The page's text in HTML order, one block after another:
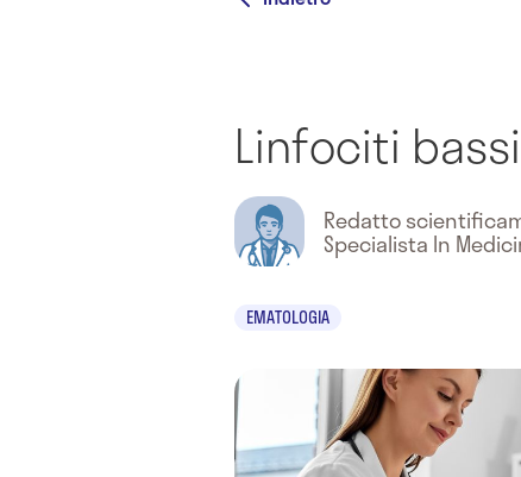
Linfociti bassi
Redatto
Specialista In
EMATOLOGIA